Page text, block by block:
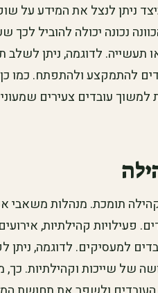
ניתן לנצל את המידע על
נכונה יכולה להוביל לכך
תעשייה. לדוגמה, ניתן לשלב
להתמקצע ולהתפתח. כמו
עובדים צעירים
תומכת. מנהלות משאבי
פעילויות קהילתיות,
למעסיקים. לדוגמה, ניתן
של שייכות וקהילתיות.